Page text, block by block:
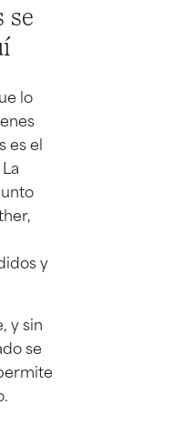
se
lo
es el
y
y sin
se